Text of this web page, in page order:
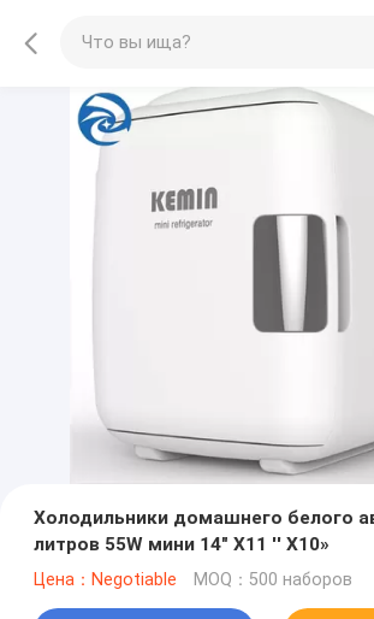
Холодильники домашнего белого
литров 55W мини 14" X11 '' X10»
Цена：Negotiable MOQ：500 наборов